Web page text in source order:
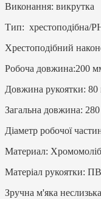
Виконання: викрутка
Тип: хрестоподібна/
Хрестоподібний
Робоча довжина:200
Довжина рукоятки:
Загальна довжина:
Діаметр робочої
Материал:
Матеріал рукоятки:
Зручна м'яка